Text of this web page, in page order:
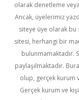
olarak denetleme
Ancak, üyelerimiz
siteye üye olarak bu
sitesi, herhangi bir
bulunmamaktadır.
paylaşılmaktadır.
olup, gerçek kurum
Gerçek kurum ve